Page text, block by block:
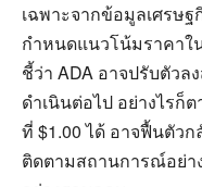
เฉพาะจากข้อมูลเศรษ
กำหนดแนวโน้มราคาใ
ชี้ว่า ADA อาจปรับตัวล
ดำเนินต่อไป อย่างไรก็
ที่ $1.00 ได้ อาจฟื้นตัว
ติดตามสถานการณ์อย่า